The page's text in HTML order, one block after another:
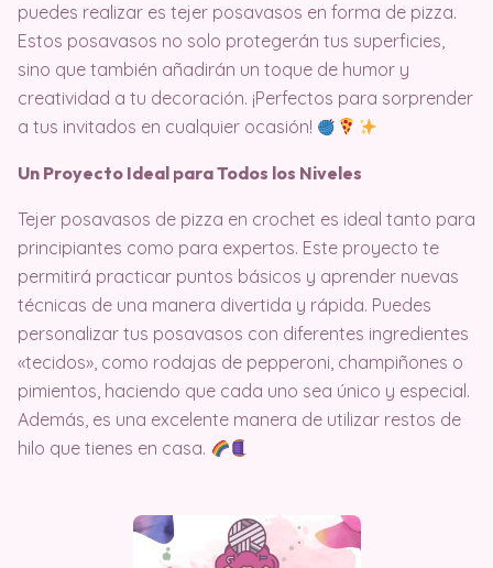
puedes realizar es tejer posavasos en forma de pizza.
Estos posavasos no solo protegerán tus superficies,
sino que también añadirán un toque de humor y
creatividad a tu decoración. ¡Perfectos para sorprender
a tus invitados en cualquier ocasión!
Un Proyecto Ideal para Todos los Niveles
Tejer posavasos de pizza en crochet es ideal tanto para
principiantes como para expertos. Este proyecto te
permitirá practicar puntos básicos y aprender nuevas
técnicas de una manera divertida y rápida. Puedes
personalizar tus posavasos con diferentes ingredientes
«tecidos», como rodajas de pepperoni, champiñones o
pimientos, haciendo que cada uno sea único y especial.
Además, es una excelente manera de utilizar restos de
hilo que tienes en casa.